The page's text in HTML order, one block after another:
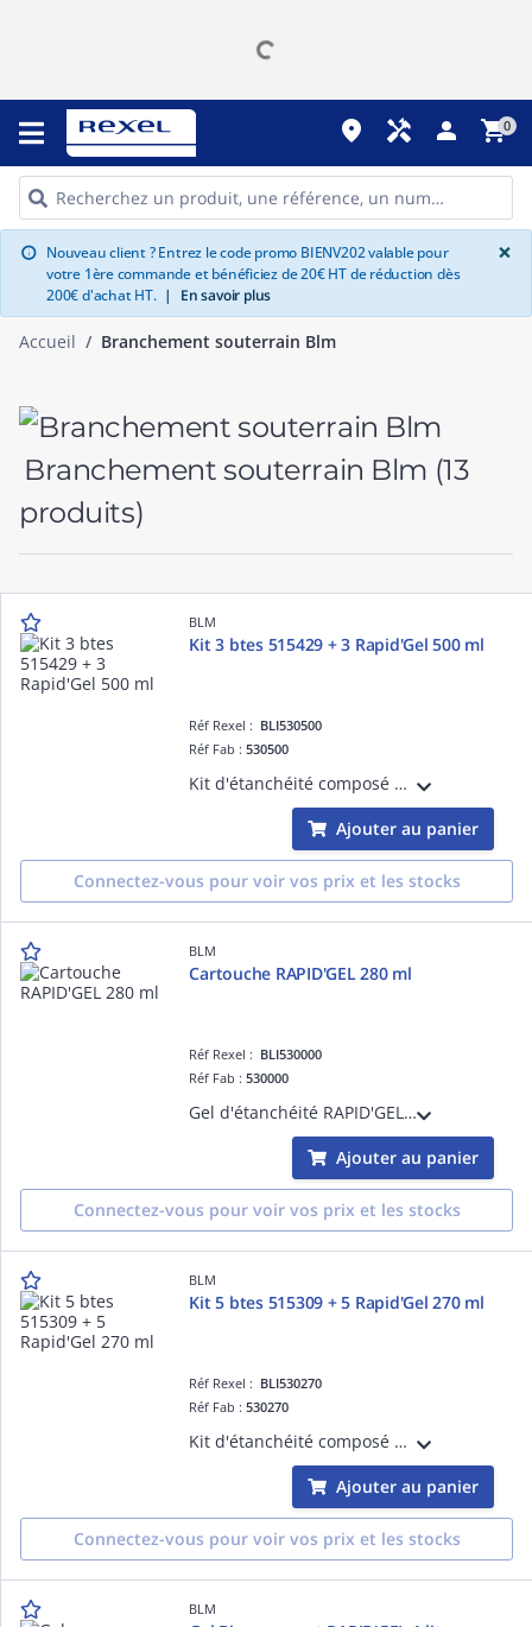
place handyman person shopping_cart0
info Nouveau client ? Entrez le code promo BIENV202 valable pour
votre 1ère commande et bénéficiez de 20€ HT de réduction dès
200€ d'achat HT. | En savoir plus
×
Accueil Branchement souterrain Blm
Branchement souterrain Blm (13
produits)
BLM
Kit 3 btes 515429 + 3 Rapid'Gel 500 ml
Réf Rexel : BLI530500
Réf Fab :530500
Kit d'étanchéité composé de 3 boîtiers de dérivation OPTIBOX 515429 100x100x55 IP55 et de 3 sachets Rapid'Gel de 500 ml pour l'isolation des connexions
Ajouter au panier
Connectez-vous pour voir vos prix et les stocks
BLM
Cartouche RAPID'GEL 280 ml
Réf Rexel : BLI530000
Réf Fab :530000
Gel d'étanchéité RAPID'GEL en cartouche de 280 ml, protection IP68 des connexions contre l'humidité, la pluie, la poussière, les UV et la moisissure
Ajouter au panier
Connectez-vous pour voir vos prix et les stocks
BLM
Kit 5 btes 515309 + 5 Rapid'Gel 270 ml
Réf Rexel : BLI530270
Réf Fab :530270
Kit d'étanchéité composé de 5 boîtiers de dérivation OPTIBOX 515309 80x80x42mm IP55 et de 5 sachets Rapid'Gel de 270 ml pour l'isolation des connexions
Ajouter au panier
Connectez-vous pour voir vos prix et les stocks
BLM